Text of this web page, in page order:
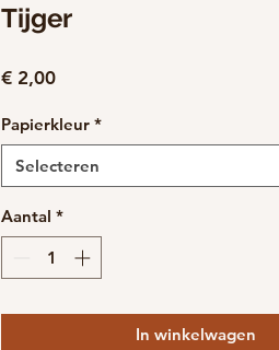
Tijger
€ 2,00Prijs
Papierkleur *
Selecteren
Aantal *
In winkelwagen